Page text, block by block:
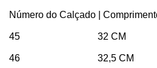
Número do Calçado |
45 32
46 32,5